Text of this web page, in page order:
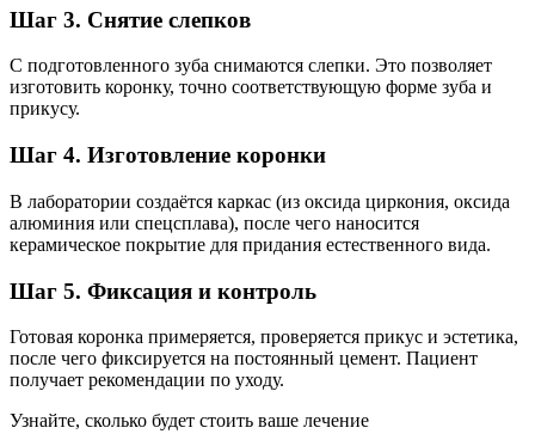
Шаг 3. Снятие слепков
С подготовленного зуба снимаются слепки. Это позволяет
изготовить коронку, точно соответствующую форме зуба и
прикусу.
Шаг 4. Изготовление коронки
В лаборатории создаётся каркас (из оксида циркония, оксида
алюминия или спецсплава), после чего наносится
керамическое покрытие для придания естественного вида.
Шаг 5. Фиксация и контроль
Готовая коронка примеряется, проверяется прикус и эстетика,
после чего фиксируется на постоянный цемент. Пациент
получает рекомендации по уходу.
Узнайте, сколько будет стоить ваше лечение